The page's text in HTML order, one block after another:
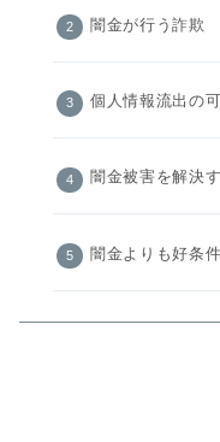
闇金が行う詐欺
個人情報流出の
闇金被害を解決
闇金よりも好条